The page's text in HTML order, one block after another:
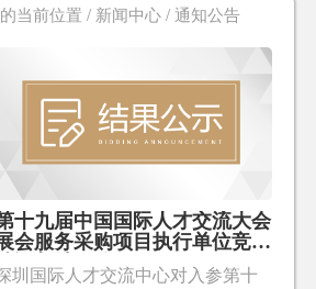
当前位置 / 新闻中心 / 通知公告
十九届中国国际人才交流大会
会服务采购项目执行单位竞争
谈判结果公示
圳国际人才交流中心对入参第十